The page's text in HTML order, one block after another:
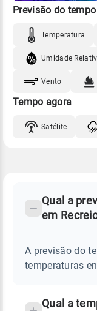
Previsão do tempo
Temperatura
Umidade
Vento
Tempo agora
Satélite
RECREIO
Perguntas
sobre
chuva
temperatura
Qual a
em
A previsão do
temperaturas
Qual a